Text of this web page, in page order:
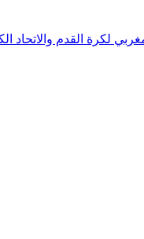
لكرة القدم والاتحاد